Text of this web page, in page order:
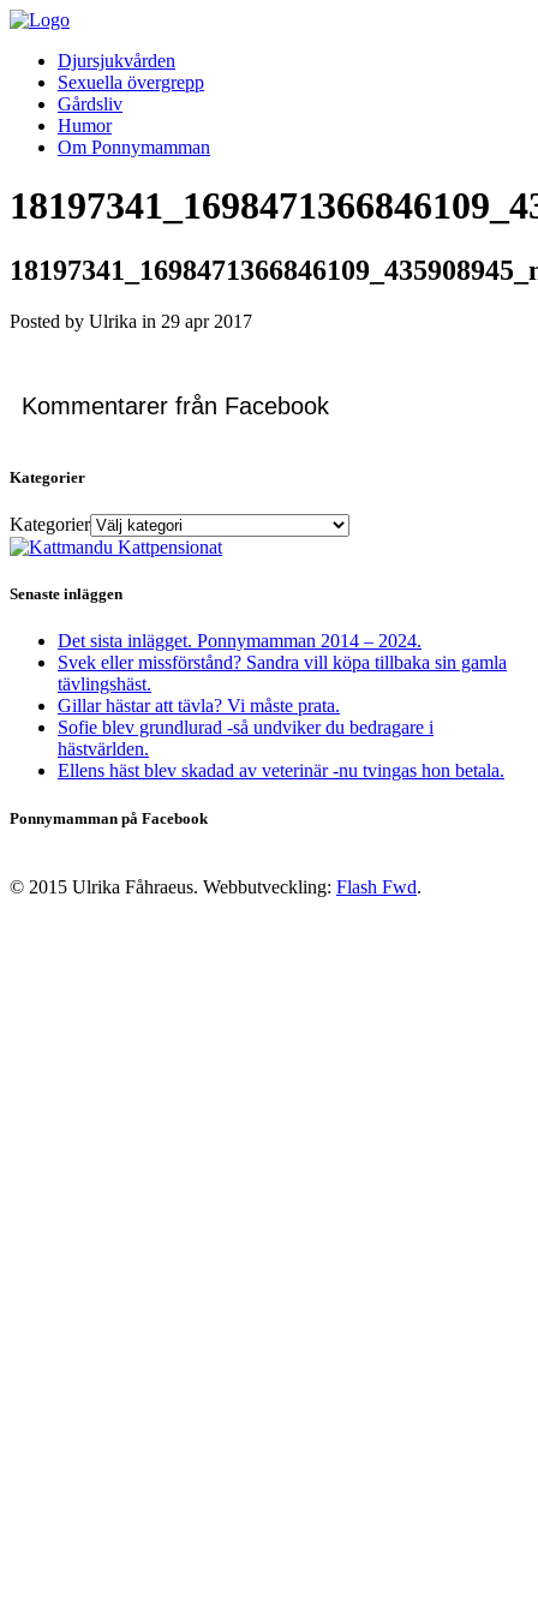
Djursjukvården
Sexuella övergrepp
Gårdsliv
Humor
Om Ponnymamman
Posted by Ulrika in 29 apr 2017
Kommentarer från Facebook
Kategorier
Kategorier
Senaste inläggen
Det sista inlägget. Ponnymamman 2014 – 2024.
Svek eller missförstånd? Sandra vill köpa tillbaka sin gamla
tävlingshäst.
Gillar hästar att tävla? Vi måste prata.
Sofie blev grundlurad -så undviker du bedragare i
hästvärlden.
Ellens häst blev skadad av veterinär -nu tvingas hon betala.
Ponnymamman på Facebook
© 2015 Ulrika Fåhraeus. Webbutveckling: Flash Fwd.